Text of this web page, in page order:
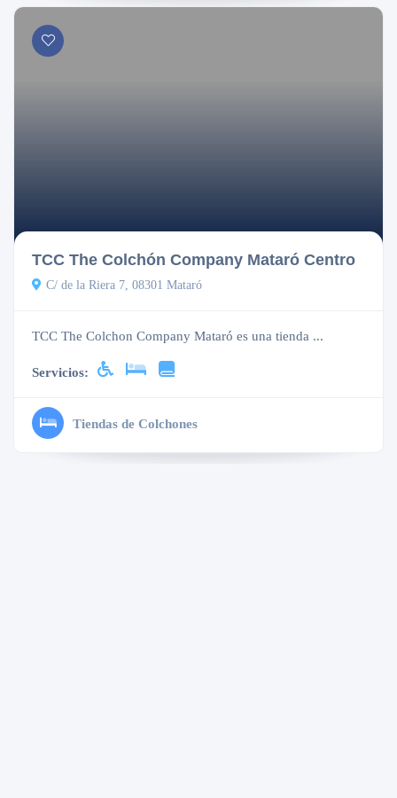
TCC The Colchón Company Mataró Centro
C/ de la Riera 7, 08301 Mataró
TCC The Colchon Company Mataró es una tienda ...
Servicios:
Tiendas de Colchones